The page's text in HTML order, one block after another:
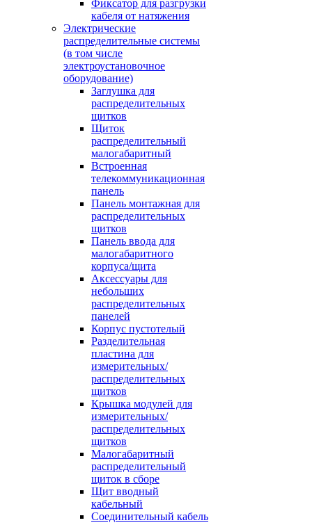
Фиксатор для разгрузки
кабеля от натяжения
Электрические
распределительные системы
(в том числе
электроустановочное
оборудование)
Заглушка для
распределительных
щитков
Щиток
распределительный
малогабаритный
Встроенная
телекоммуникационная
панель
Панель монтажная для
распределительных
щитков
Панель ввода для
малогабаритного
корпуса/щита
Аксессуары для
небольших
распределительных
панелей
Корпус пустотелый
Разделительная
пластина для
измерительных/
распределительных
щитков
Крышка модулей для
измерительных/
распределительных
щитков
Малогабаритный
распределительный
щиток в сборе
Щит вводный
кабельный
Соединительный кабель